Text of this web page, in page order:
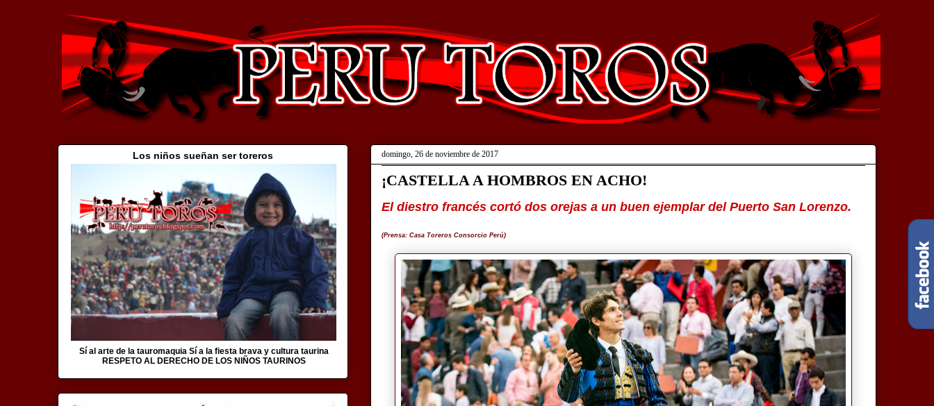
domingo, 26 de noviembre de 2017
¡CASTELLA A HOMBROS EN ACHO!
El diestro francés cortó dos orejas a un buen ejemplar del Puerto San Lorenzo.
(Prensa: Casa Toreros Consorcio Perú)
Los niños sueñan ser toreros
Sí al arte de la tauromaquia Sí a la fiesta brava y cultura taurina
RESPETO AL DERECHO DE LOS NIÑOS TAURINOS